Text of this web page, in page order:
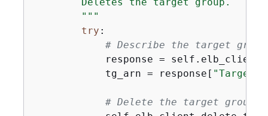
        """
try :
# Describe the target
response =
            tg_arn = response[
# Delete the target group